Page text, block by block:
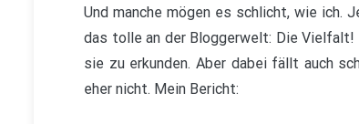
Und manche mögen es schlicht, wie ich.
das tolle an der Bloggerwelt: Die Vielfalt!
sie zu erkunden. Aber dabei fällt auch
eher nicht. Mein Bericht: